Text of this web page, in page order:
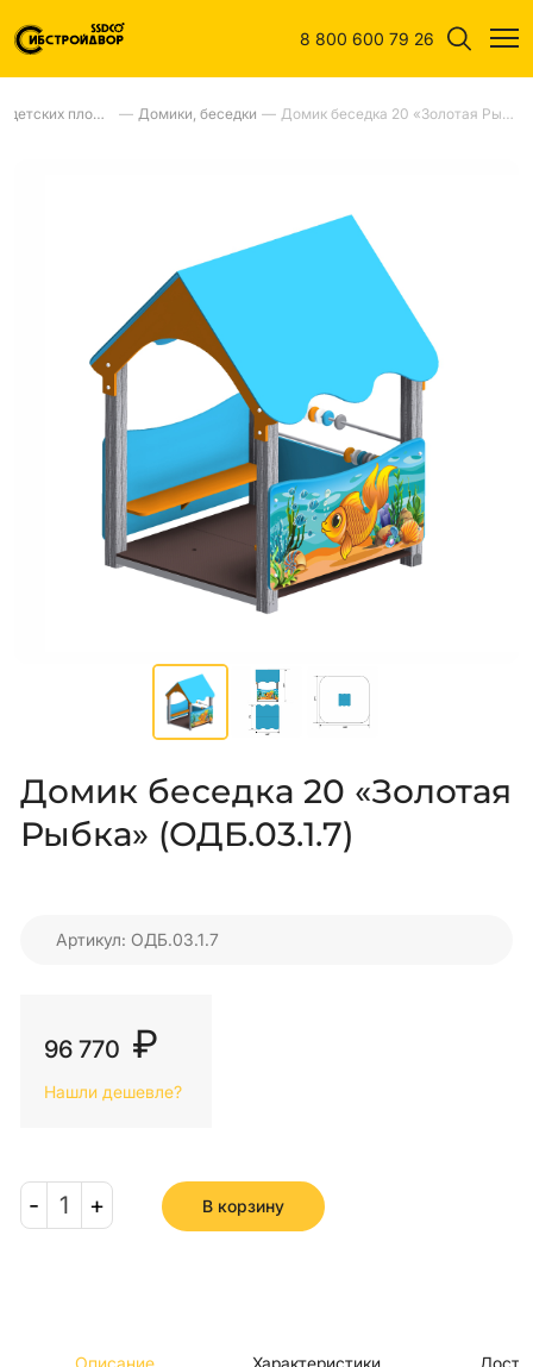
8 800 600 79 26
Оборудование для детских площадок — Домики, беседки — Домик беседка 20 «Золотая Рыбка»
Домик беседка 20 «Золотая
Рыбка» (ОДБ.03.1.7)
Артикул: ОДБ.03.1.7
96 770 ₽
Нашли дешевле?
- 1 + В корзину
Описание Характеристики